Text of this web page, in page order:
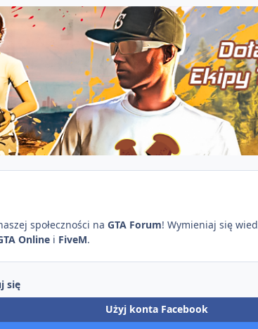
społeczności na GTA Forum! Wymieniaj się
Online i FiveM.
się
Użyj konta Facebook